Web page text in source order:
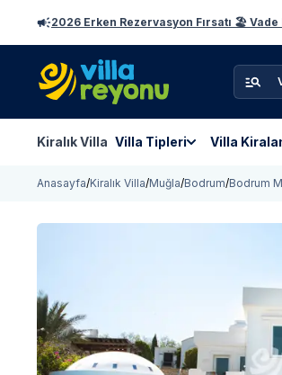
2026 Erken Rezervasyon Fırsatı 🏖️ Vade
Kiralık Villa Villa Tipleri Villa
Anasayfa/Kiralık Villa/Muğla/Bodrum/Bodrum